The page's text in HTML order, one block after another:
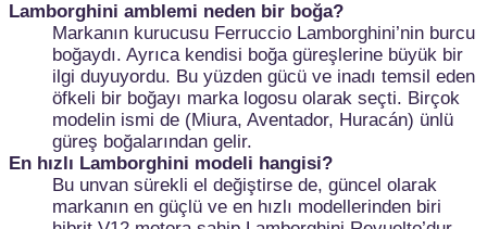
Lamborghini amblemi neden bir boğa?
Markanın kurucusu Ferruccio Lamborghini’nin burcu
boğaydı. Ayrıca kendisi boğa güreşlerine büyük bir
ilgi duyuyordu. Bu yüzden gücü ve inadı temsil eden
öfkeli bir boğayı marka logosu olarak seçti. Birçok
modelin ismi de (Miura, Aventador, Huracán) ünlü
güreş boğalarından gelir.
En hızlı Lamborghini modeli hangisi?
Bu unvan sürekli el değiştirse de, güncel olarak
markanın en güçlü ve en hızlı modellerinden biri